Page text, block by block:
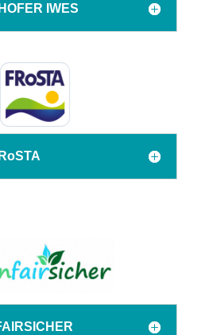
IWES